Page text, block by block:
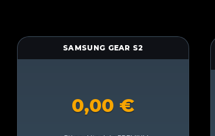
SAMSUNG GEAR S2
0,00 €